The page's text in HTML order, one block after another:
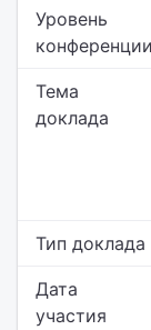
Уровень
конференции
Тема
доклада
Тип доклада
Дата
участия